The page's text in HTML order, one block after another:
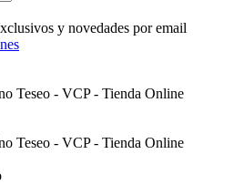
y novedades por email